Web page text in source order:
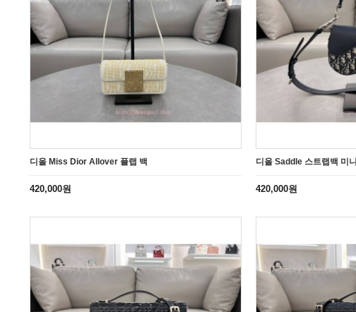
디올 Miss Dior Allover 플랩 백
420,000원
디올 Saddle 스트랩백 미니
420,000원